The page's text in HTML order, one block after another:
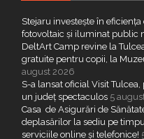
Stejaru investește în
fotovoltaic și iluminat public
DeltArt Camp revine la
gratuite pentru copii, la
august 2026
S-a lansat oficial Visit
un județ spectaculos 5
Casa de Asigurări de
deplasărilor la sediu pe
serviciile online și telefonice!